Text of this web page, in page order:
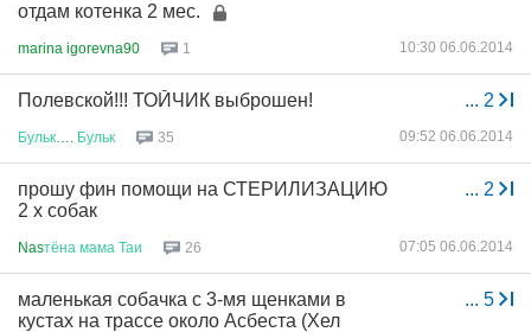
отдам котенка 2 мес.
marina igorevna90 1 10:30 06.06.2014
... 2
Полевской!!! ТОЙЧИК выброшен!
Бульк Бульк 35 09:52 06.06.2014
... 2
прошу фин помощи на СТЕРИЛИЗАЦИЮ
2 х собак
Nasтёна мама Таи 26 07:05 06.06.2014
... 5
маленькая собачка с 3-мя щенками в
кустах на трассе около Асбеста (Хел